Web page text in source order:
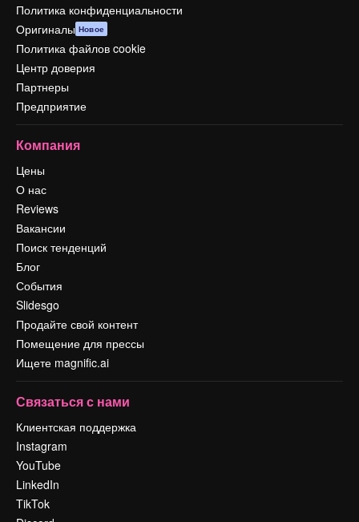
Политика конфиденциальности
Оригиналы Новое
Политика файлов cookie
Центр доверия
Партнеры
Предприятие
Компания
Цены
О нас
Reviews
Вакансии
Поиск тенденций
Блог
События
Slidesgo
Продайте свой контент
Помещение для прессы
Ищете magnific.ai
Связаться с нами
Клиентская поддержка
Instagram
YouTube
LinkedIn
TikTok